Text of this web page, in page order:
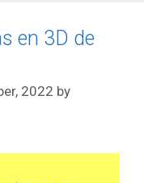
en 3D de
2022 by